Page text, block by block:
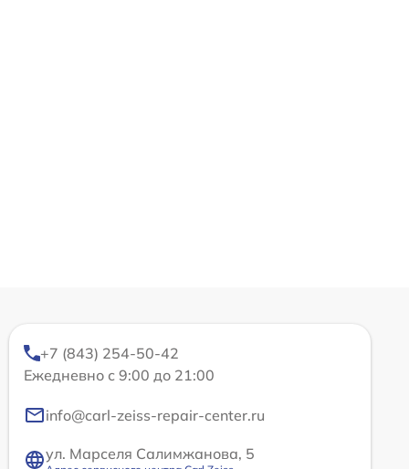
+7 (843) 254-50-42
Ежедневно с 9:00 до 21:00
info@carl-zeiss-repair-center.ru
ул. Марселя Салимжанова, 5